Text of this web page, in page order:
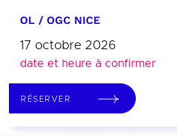
OL / OGC NICE
17 octobre 2026
date et heure à confirmer
RÉSERVER